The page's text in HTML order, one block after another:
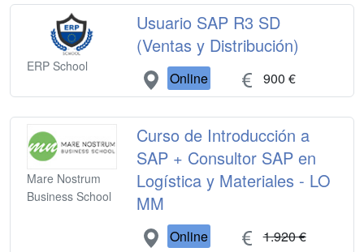
ERP School
Usuario SAP R3 SD
(Ventas y Distribución)
Online 900 €
Mare Nostrum
Business School
Curso de Introducción a
SAP + Consultor SAP en
Logística y Materiales - LO
MM
Online
1.920 €